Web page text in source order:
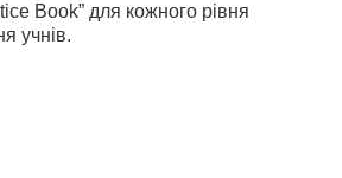
Book” для кожного рівня
учнів.